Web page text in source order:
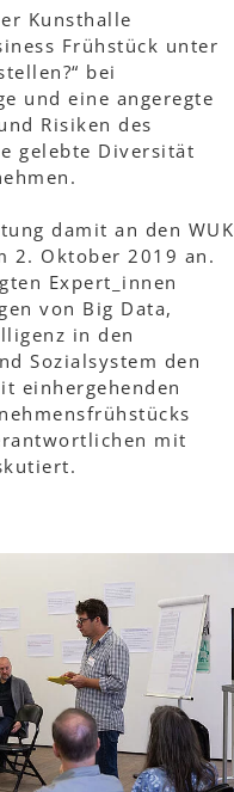
Kunsthalle
Frühstück unter
bei
und eine angeregte
Risiken des
gelebte Diversität
damit an den WUK
2. Oktober 2019 an.
Expert_innen
von Big Data,
in den
Sozialsystem den
einhergehenden
mit